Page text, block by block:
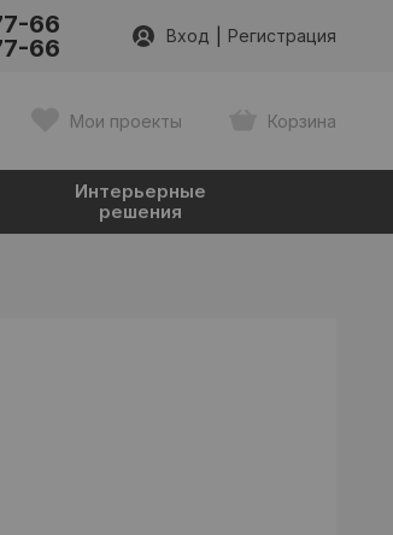
66
66 Вход Регистрация
Мои проекты Корзина
Интерьерные
решения